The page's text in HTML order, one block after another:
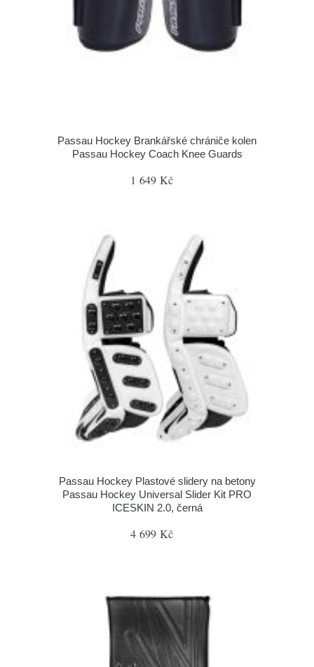
Passau Hockey Brankářské chrániče kolen
Passau Hockey Coach Knee Guards
1 649 Kč
Passau Hockey Plastové slidery na betony
Passau Hockey Universal Slider Kit PRO
ICESKIN 2.0, černá
4 699 Kč